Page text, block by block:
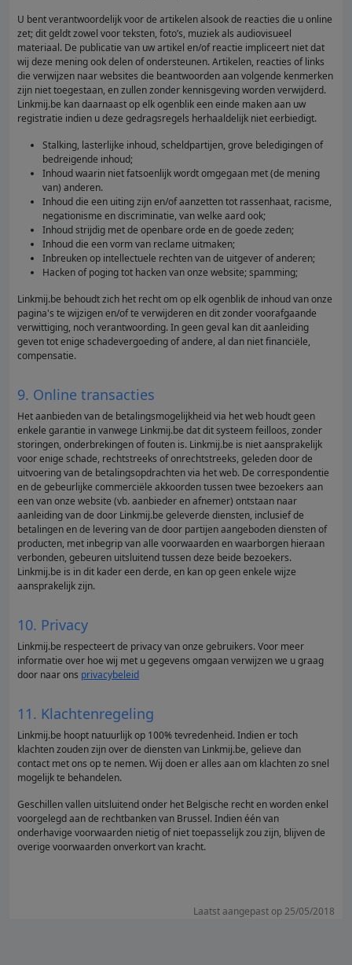
U bent verantwoordelijk voor de artikelen alsook de reacties die u online
zet; dit geldt zowel voor teksten, foto’s, muziek als audiovisueel
materiaal. De publicatie van uw artikel en/of reactie impliceert niet dat
wij deze mening ook delen of ondersteunen. Artikelen, reacties of links
die verwijzen naar websites die beantwoorden aan volgende kenmerken
zijn niet toegestaan, en zullen zonder kennisgeving worden verwijderd.
Linkmij.be kan daarnaast op elk ogenblik een einde maken aan uw
registratie indien u deze gedragsregels herhaaldelijk niet eerbiedigt.
Stalking, lasterlijke inhoud, scheldpartijen, grove beledigingen of
bedreigende inhoud;
Inhoud waarin niet fatsoenlijk wordt omgegaan met (de mening
van) anderen.
Inhoud die een uiting zijn en/of aanzetten tot rassenhaat, racisme,
negationisme en discriminatie, van welke aard ook;
Inhoud strijdig met de openbare orde en de goede zeden;
Inhoud die een vorm van reclame uitmaken;
Inbreuken op intellectuele rechten van de uitgever of anderen;
Hacken of poging tot hacken van onze website; spamming;
Linkmij.be behoudt zich het recht om op elk ogenblik de inhoud van onze
pagina's te wijzigen en/of te verwijderen en dit zonder voorafgaande
verwittiging, noch verantwoording. In geen geval kan dit aanleiding
geven tot enige schadevergoeding of andere, al dan niet financiële,
compensatie.
9. Online transacties
Het aanbieden van de betalingsmogelijkheid via het web houdt geen
enkele garantie in vanwege Linkmij.be dat dit systeem feilloos, zonder
storingen, onderbrekingen of fouten is. Linkmij.be is niet aansprakelijk
voor enige schade, rechtstreeks of onrechtstreeks, geleden door de
uitvoering van de betalingsopdrachten via het web. De correspondentie
en de gebeurlijke commerciële akkoorden tussen twee bezoekers aan
een van onze website (vb. aanbieder en afnemer) ontstaan naar
aanleiding van de door Linkmij.be geleverde diensten, inclusief de
betalingen en de levering van de door partijen aangeboden diensten of
producten, met inbegrip van alle voorwaarden en waarborgen hieraan
verbonden, gebeuren uitsluitend tussen deze beide bezoekers.
Linkmij.be is in dit kader een derde, en kan op geen enkele wijze
aansprakelijk zijn.
10. Privacy
Linkmij.be respecteert de privacy van onze gebruikers. Voor meer
informatie over hoe wij met u gegevens omgaan verwijzen we u graag
door naar ons privacybeleid
11. Klachtenregeling
Linkmij.be hoopt natuurlijk op 100% tevredenheid. Indien er toch
klachten zouden zijn over de diensten van Linkmij.be, gelieve dan
contact met ons op te nemen. Wij doen er alles aan om klachten zo snel
mogelijk te behandelen.
Geschillen vallen uitsluitend onder het Belgische recht en worden enkel
voorgelegd aan de rechtbanken van Brussel. Indien één van
onderhavige voorwaarden nietig of niet toepasselijk zou zijn, blijven de
overige voorwaarden onverkort van kracht.
Laatst aangepast op 25/05/2018